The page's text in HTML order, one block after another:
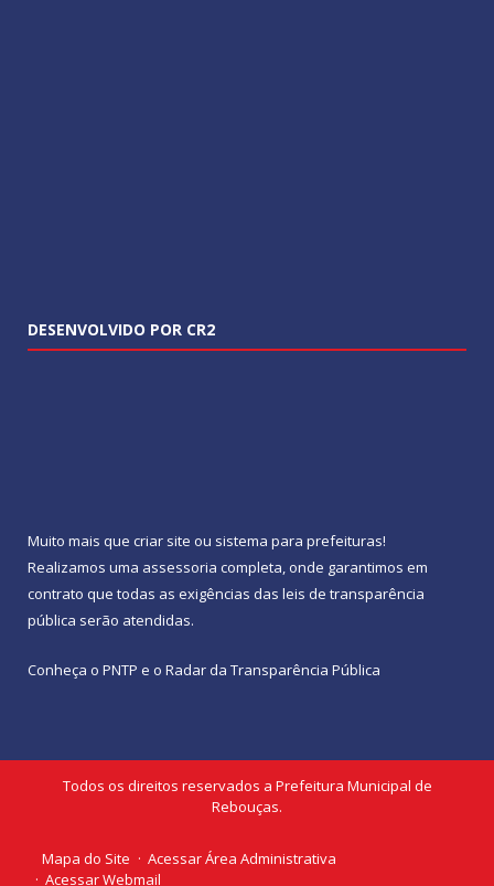
DESENVOLVIDO POR CR2
Muito mais que criar site ou sistema para prefeituras!
Realizamos uma assessoria completa, onde garantimos em
contrato que todas as exigências das leis de transparência
pública serão atendidas.
Conheça o PNTP e o Radar da Transparência Pública
Todos os direitos reservados a Prefeitura Municipal de
Rebouças.
Mapa do Site
Acessar Área Administrativa
Acessar Webmail